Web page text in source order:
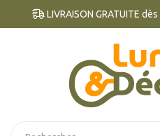
LIVRAISON GRATUITE dès